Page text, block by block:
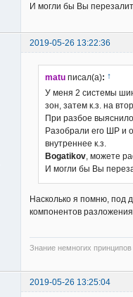
И могли бы Вы
2019-05-26 13:22:36
matu писал(а): ↑
У меня 2 системы
зон, затем к.з. на
При разбое
Разобрали его ШР и
внутреннее к.з.
Bogatikov, можете
И могли бы Вы
Насколько я помню, под
компонентов
Знание немногих
2019-05-26 13:25:04